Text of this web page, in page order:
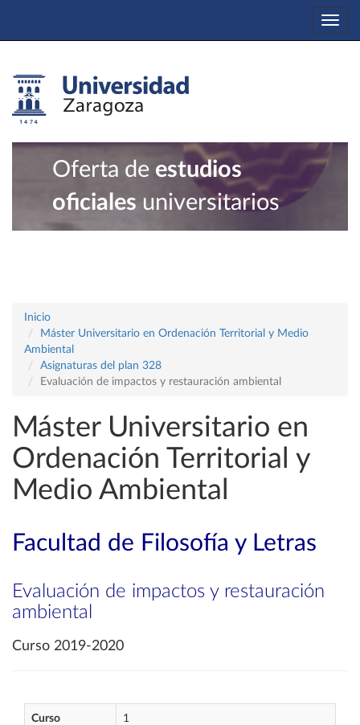
Oferta de estudios
oficiales universitarios
Inicio
Máster Universitario en Ordenación Territorial y Medio
Ambiental
Asignaturas del plan 328
Evaluación de impactos y restauración ambiental
Máster Universitario en
Ordenación Territorial y
Medio Ambiental
Facultad de Filosofía y Letras
Evaluación de impactos y restauración
ambiental
Curso 2019-2020
Curso 1